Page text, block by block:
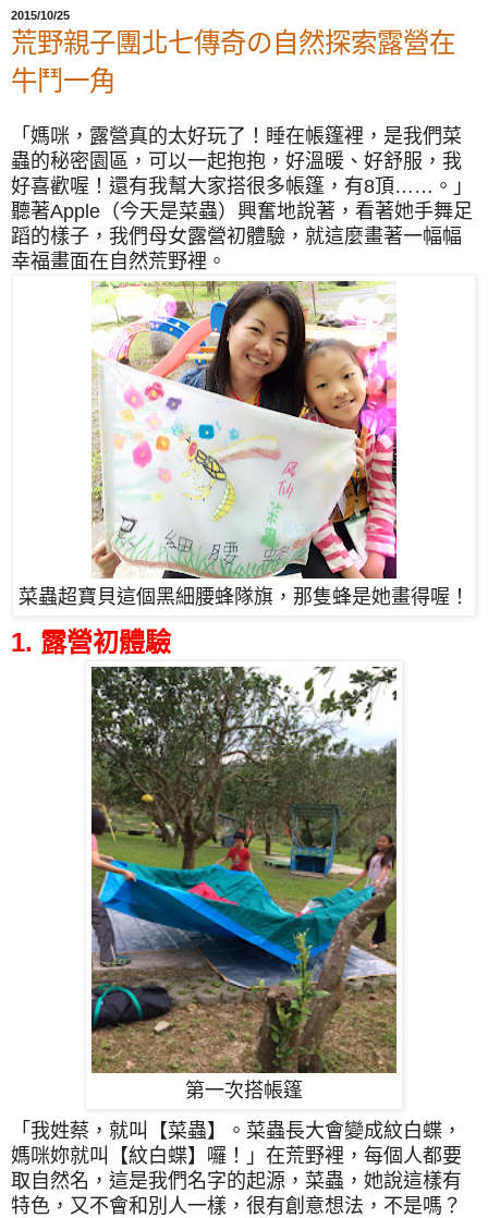
2015/10/25
荒野親子團北七傳奇の自然探索露營在
牛鬥一角
「媽咪，露營真的太好玩了！睡在帳篷裡，是我們菜
蟲的秘密園區，可以一起抱抱，好溫暖、好舒服，我
好喜歡喔！還有我幫大家搭很多帳篷，有8頂……。」
聽著Apple（今天是菜蟲）興奮地說著，看著她手舞足
蹈的樣子，我們母女露營初體驗，就這麼畫著一幅幅
幸福畫面在自然荒野裡。
菜蟲超寶貝這個黑細腰蜂隊旗，那隻蜂是她畫得喔！
1. 露營初體驗
第一次搭帳篷
「我姓蔡，就叫【菜蟲】。菜蟲長大會變成紋白蝶，
媽咪妳就叫【紋白蝶】囉！」在荒野裡，每個人都要
取自然名，這是我們名字的起源，菜蟲，她說這樣有
特色，又不會和別人一樣，很有創意想法，不是嗎？